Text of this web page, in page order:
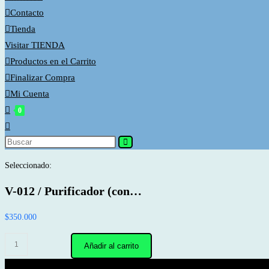
Contacto
Tienda
Visitar TIENDA
Productos en el Carrito
Finalizar Compra
Mi Cuenta
0
Alternar
búsqueda
web
Buscar
esta
web
Seleccionado:
V-012 / Purificador (con…
$350.000
Añadir al carrito